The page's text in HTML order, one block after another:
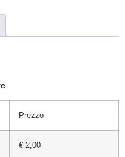
Prezzo
€ 2,00